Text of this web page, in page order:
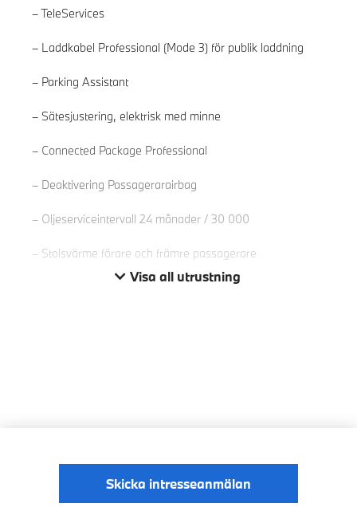
TeleServices
Laddkabel Professional (Mode 3) för publik laddning
Parking Assistant
Sätesjustering, elektrisk med minne
Connected Package Professional
Deaktivering Passagerarairbag
Oljeserviceintervall 24 månader / 30 000
Stolsvärme förare och främre passagerare
Visa all utrustning
Läs mer
Skicka intresseanmälan